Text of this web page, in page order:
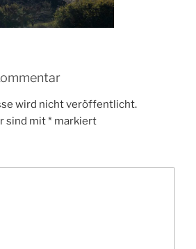
wird nicht veröffentlicht.
sind mit* markiert